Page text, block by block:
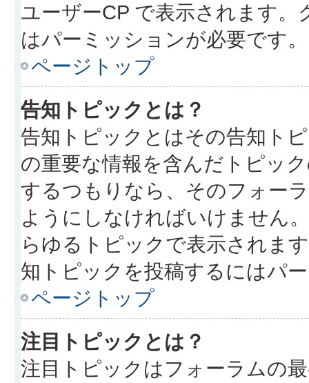
ユーザーCP で表示されます
はパーミッションが必要です。
ページトップ
告知トピックとは？
告知トピックとはその告知ト
の重要な情報を含んだトピッ
するつもりなら、そのフォー
ようにしなければいけません
らゆるトピックで表示されま
知トピックを投稿するにはパ
ページトップ
注目トピックとは？
注目トピックはフォーラムの